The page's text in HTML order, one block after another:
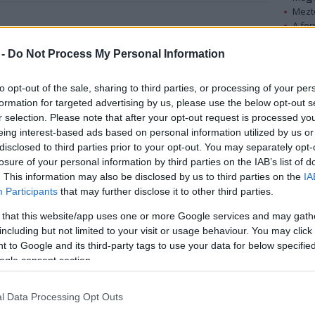
Do Not Process My Personal Information
opt-out of the sale, sharing to third parties, or processing of your
for targeted advertising by us, please use the below opt-out
selection. Please note that after your opt-out request is processed
interest-based ads based on personal information utilized by us
to third parties prior to your opt-out. You may separately
of your personal information by third parties on the IAB’s list of
This information may also be disclosed by us to third parties on the
Participants that may further disclose it to other third parties.
that this website/app uses one or more Google services and may
but not limited to your visit or usage behaviour. You may
to Google and its third-party tags to use your data for below
consent section.
Data Processing Opt Outs
az 50’-es évek sci-fijének sztárja. Wyntert
Wynter az ’50-es években érkezett az Egyesült
Államokba. Kinézete miatt hamar felfigyeltek rá, és
számtalan rajongót szerzett amikor bemutatták a
Testrablók Inváziója című filmet. A film nem várt
sikert aratott.
Wynter Becky Driscollt játszotta, akinek férje
Bennell, értesíti a rendőrséget, hogy iszonyú
változásokra figyelt fel: egyre több betege válik
külsőleg semmit sem változott. Azt is
"testrablók" hatalmukba kerítik az emberi
lények elpusztítására. A
akarnak hitelt adni az orvos szavainak. A
a klónná válástól.
A
A